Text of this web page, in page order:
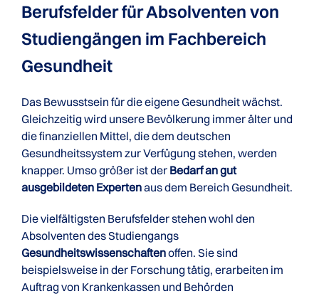
Berufsfelder für Absolventen von
Studiengängen im Fachbereich
Gesundheit
Das Bewusstsein für die eigene Gesundheit wächst.
Gleichzeitig wird unsere Bevölkerung immer älter und
die finanziellen Mittel, die dem deutschen
Gesundheitssystem zur Verfügung stehen, werden
knapper. Umso größer ist der Bedarf an gut
ausgebildeten Expertenaus dem Bereich Gesundheit.
Die vielfältigsten Berufsfelder stehen wohl den
Absolventen des Studiengangs
Gesundheitswissenschaftenoffen. Sie sind
beispielsweise in der Forschung tätig, erarbeiten im
Auftrag von Krankenkassen und Behörden